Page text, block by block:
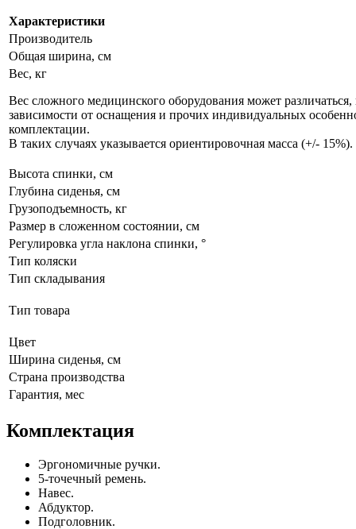
Характеристики
Производитель
Общая ширина, см
Вес, кг
Вес сложного медицинского оборудования может различаться,
зависимости от оснащения и прочих индивидуальных
комплектации.
В таких случаях указывается ориентировочная масса (+/- 15%).
Высота спинки, см
Глубина сиденья, см
Грузоподъемность, кг
Размер в сложенном состоянии, см
Регулировка угла наклона спинки, °
Тип коляски
Тип складывания
Тип товара
Цвет
Ширина сиденья, см
Страна производства
Гарантия, мес
Комплектация
Эргономичные ручки.
5-точечный ремень.
Навес.
Абдуктор.
Подголовник.